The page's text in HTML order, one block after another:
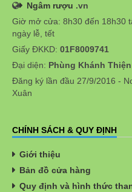
Ngâm rượu .vn
Giờ mở cửa: 8h30 đến 18h30
ngày lễ, tết
Giấy ĐKKD: 01F8009741
Đại diện: Phùng Khánh Thiện
Đăng ký lần đầu 27/9/2016 -
Xuân
CHÍNH SÁCH & QUY ĐỊNH
Giới thiệu
Bản đồ cửa hàng
Quy định và hình thức